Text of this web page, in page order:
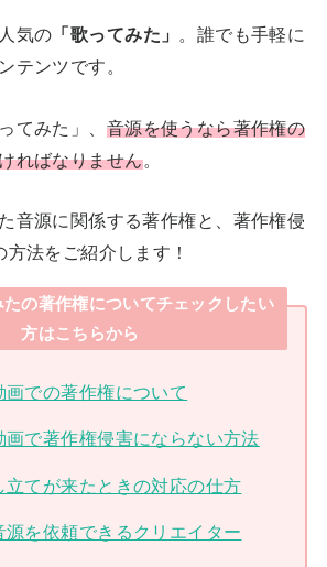
気の 「歌ってみた」 。誰でも手軽に
テンツです。
てみた」、 音源を使うなら著作権の
ればなりません。
音源に関係する著作権と、著作権侵
法をご紹介します！
の著作権についてチェックしたい
方はこちらから
画での著作権について
画で著作権侵害にならない方法
立てが来たときの対応の仕方
源を依頼できるクリエイター